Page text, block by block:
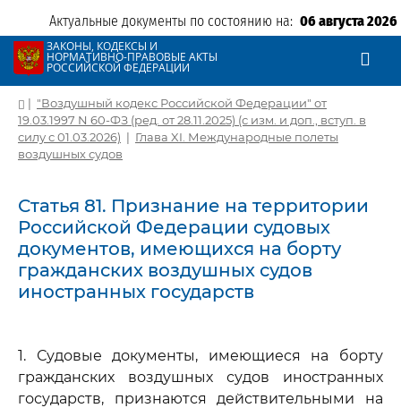
Актуальные документы по состоянию на: 06 августа 2026
ЗАКОНЫ, КОДЕКСЫ И
НОРМАТИВНО-ПРАВОВЫЕ АКТЫ
РОССИЙСКОЙ ФЕДЕРАЦИИ
| "Воздушный кодекс Российской Федерации" от
19.03.1997 N 60-ФЗ (ред. от 28.11.2025) (с изм. и доп., вступ. в
силу с 01.03.2026) | Глава XI. Международные полеты
воздушных судов
Статья 81. Признание на территории
Российской Федерации судовых
документов, имеющихся на борту
гражданских воздушных судов
иностранных государств
1. Судовые документы, имеющиеся на борту
гражданских воздушных судов иностранных
государств, признаются действительными на